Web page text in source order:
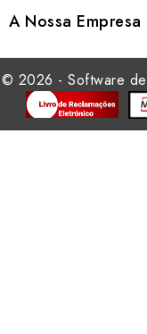
A Nossa Empresa
© 2026 - Software